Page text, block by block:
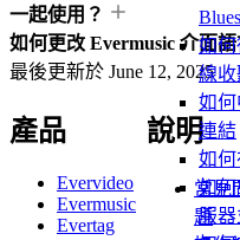
如何
線收
如何
連結
如何
如何
服器
一起使用？
如何更改 Evermusic 介面
最後更新於 June 12, 2025
產品
Evervideo
Evermusic
Evertag
說明
常見
題